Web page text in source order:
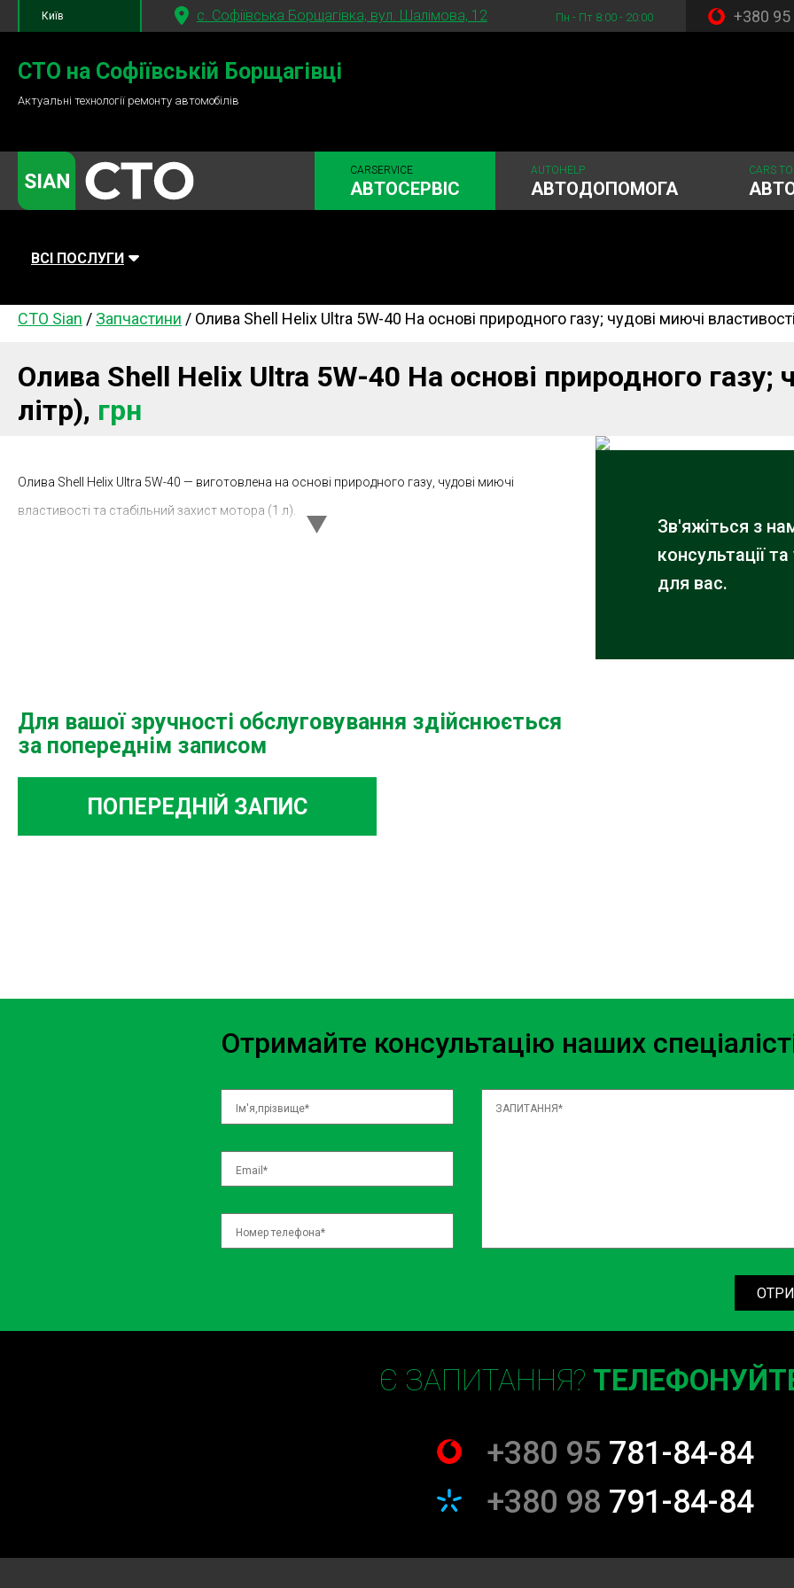
Київ c. Софіївська Борщагівка, вул. Шалімова, 12 Пн - Пт 8:00 - 20:00 +380 95
+380 95781-84-84
+380 98791-84-84
СТО на Софіївській Борщагівці
Актуальні технології ремонту автомобілів
CARSERVICE
АВТОСЕРВІС
AUTOHELP
АВТОДОПОМОГА
CARS
ВСІ ПОСЛУГИ
Автомийка Планове ТО Паливна система Рульове керування Акумулятори
Гальмівна система Заміна Ременей
СТО Sian / Запчастини / Олива Shell Helix Ultra 5W-40 На основі природного газу; чудові миючі
Олива Shell Helix Ultra 5W-40 На основі природного газу;
літр), грн
Олива Shell Helix Ultra 5W-40 — виготовлена на основі природного газу, чудові миючі
властивості та стабільний захист мотора (1 л).
Зв'яжіться з
консультації
для вас.
Для вашої зручності обслуговування здійснюється
за попереднім записом
ПОПЕРЕДНІЙ ЗАПИС
Отримайте консультацію наших
Є ЗАПИТАННЯ?
+380 95 781-84-84
+380 98 791-84-84